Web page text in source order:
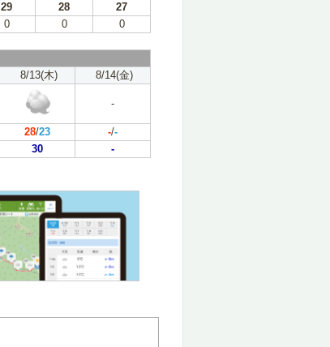
29 28
27
0 0 0
8/13(木) 8/14(金)
-
28/23 -/-
30 -